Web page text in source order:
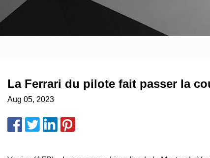
La Ferrari du pilote fait passer la
Aug 05, 2023